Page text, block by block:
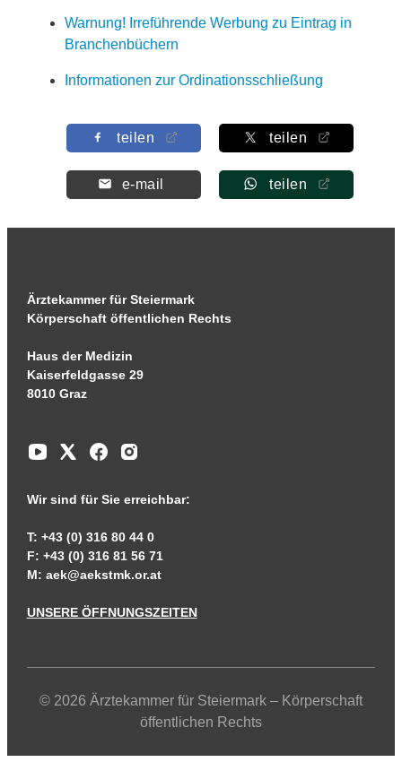
Warnung! Irreführende Werbung zu Eintrag in
Branchenbüchern
Informationen zur Ordinationsschließung
teilen teilen
e-mail teilen
Ärztekammer für Steiermark
Körperschaft öffentlichen Rechts
Haus der Medizin
Kaiserfeldgasse 29
8010 Graz
Wir sind für Sie erreichbar:
T: +43 (0) 316 80 44 0
F: +43 (0) 316 81 56 71
M: aek@aekstmk.or.at
UNSERE ÖFFNUNGSZEITEN
© 2026 Ärztekammer für Steiermark – Körperschaft
öffentlichen Rechts